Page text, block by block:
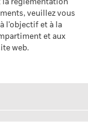
de fonds ESG
détenues au
ESG, 65 %
de fonds
0 %), telle que
suit :
pour les sables
de chaque
s’appuie
des avoirs,
la réglementation
veuillez vous
l'objectif et à la
et aux
web.